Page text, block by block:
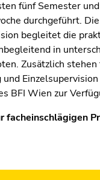
fünf Semester
durchgeführt. Die
begleitet die
in
Zusätzlich stehen
BFI Wien zur
facheinschlägigen